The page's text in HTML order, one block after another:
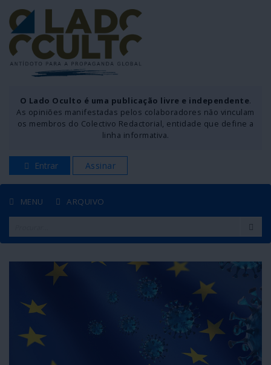
O Lado Oculto é uma publicação livre e independente.
As opiniões manifestadas pelos colaboradores não vinculam
os membros do Colectivo Redactorial, entidade que define a
linha informativa.
Entrar Assinar
MENU ARQUIVO